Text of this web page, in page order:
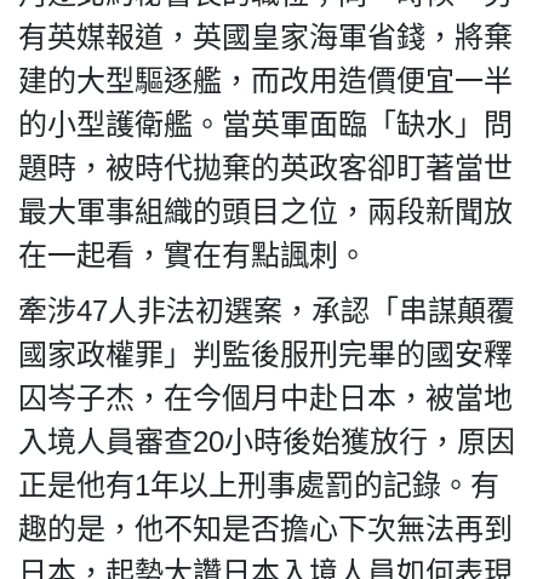
活動
關於我們
我們的立場
登記支持
有英媒報道，英國皇家海軍省錢，將棄
建的大型驅逐艦，而改用造價便宜一半
的小型護衛艦。當英軍面臨「缺水」問
題時，被時代拋棄的英政客卻盯著當世
最大軍事組織的頭目之位，兩段新聞放
在一起看，實在有點諷刺。
牽涉47人非法初選案，承認「串謀顛覆
國家政權罪」判監後服刑完畢的國安釋
囚岑子杰，在今個月中赴日本，被當地
入境人員審查20小時後始獲放行，原因
正是他有1年以上刑事處罰的記錄。有
趣的是，他不知是否擔心下次無法再到